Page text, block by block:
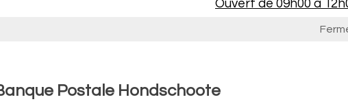
Ouvert de 09h00 à
Postale Hondschoote